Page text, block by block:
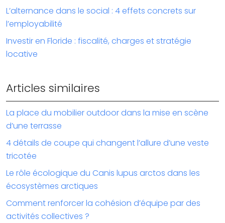
L’alternance dans le social : 4 effets concrets sur
l’employabilité
Investir en Floride : fiscalité, charges et stratégie
locative
Articles similaires
La place du mobilier outdoor dans la mise en scène
d’une terrasse
4 détails de coupe qui changent l’allure d’une veste
tricotée
Le rôle écologique du Canis lupus arctos dans les
écosystèmes arctiques
Comment renforcer la cohésion d’équipe par des
activités collectives ?